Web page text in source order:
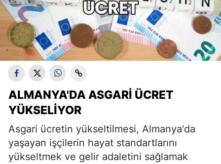
ALMANYA'DA ASGARI ÜCRET
YÜKSELIYOR
Asgari ücretin yükseltilmesi, Almanya'da
yaşayan işçilerin hayat standartlarını
yükseltmek ve gelir adaletini sağlamak